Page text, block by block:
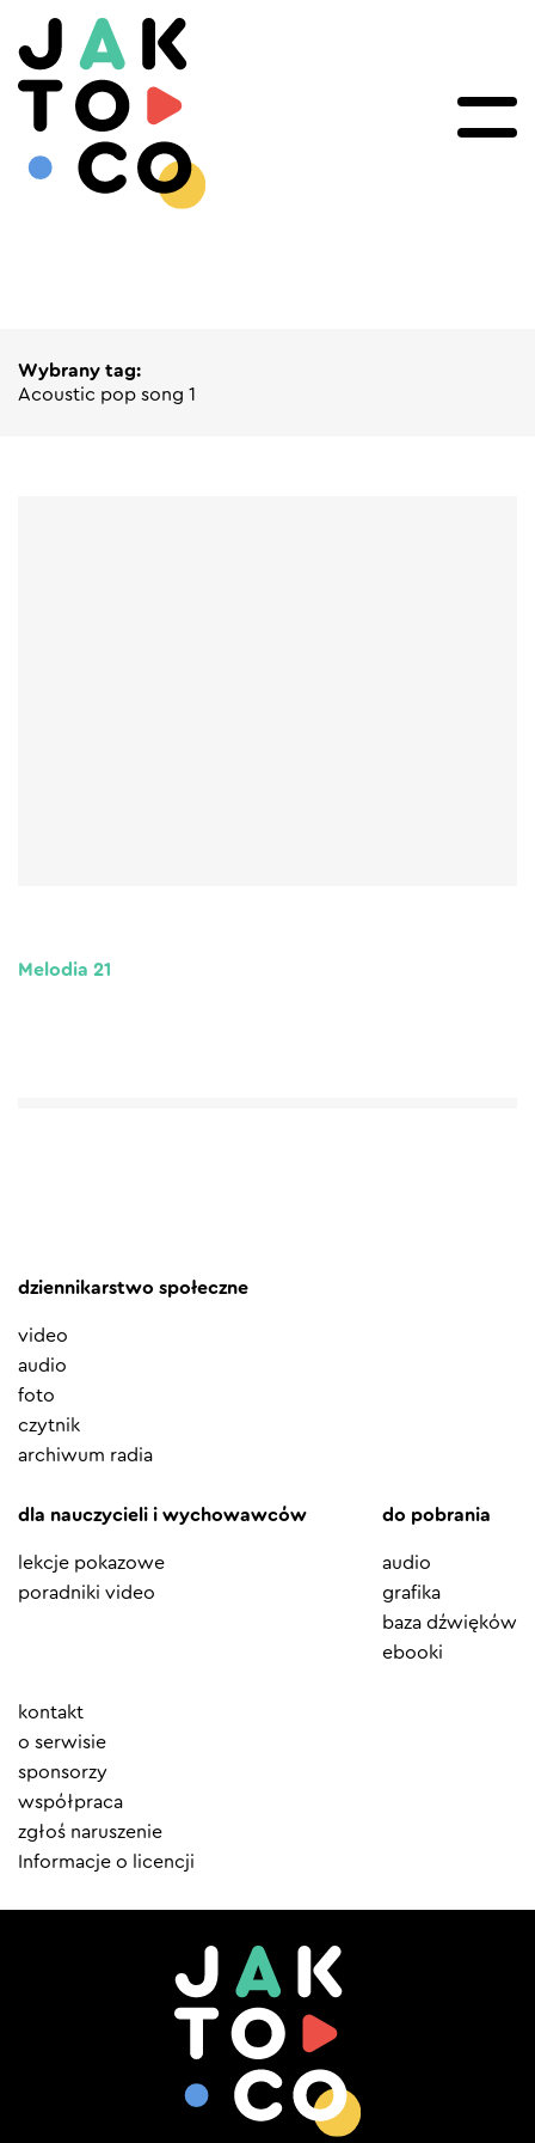
Wybrany tag:
Acoustic pop song 1
Melodia 21
dziennikarstwo społeczne
video
audio
foto
czytnik
archiwum radia
dla nauczycieli i wychowawców
lekcje pokazowe
poradniki video
do pobrania
audio
grafika
baza dźwięków
ebooki
Element
menu
kontakt
o serwisie
sponsorzy
współpraca
zgłoś naruszenie
Informacje o licencji